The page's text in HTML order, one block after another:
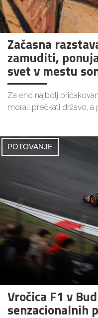
Začasna
zamuditi,
svet v mestu
Za eno najbolj
morali prečkati državo, a
POTOVANJE
Vročica F1 v
senzacionalnih